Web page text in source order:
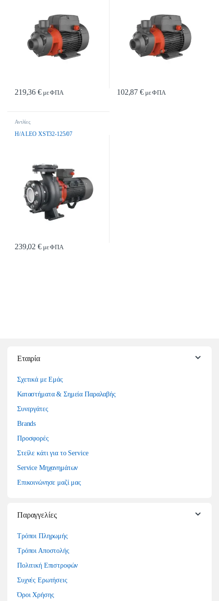
219,36€με ΦΠΑ 102,87€με ΦΠΑ
Αντλίες
H/A LEO XST32-125/07
239,02€με ΦΠΑ
Εταιρία
Σχετικά με Εμάς
Καταστήματα & Σημεία Παραλαβής
Συνεργάτες
Brands
Προσφορές
Στείλε κάτι για το Service
Service Μηχανημάτων
Επικοινώνησε μαζί μας
Παραγγελίες
Τρόποι Πληρωμής
Τρόποι Αποστολής
Πολιτική Επιστροφών
Συχνές Ερωτήσεις
Όροι Χρήσης